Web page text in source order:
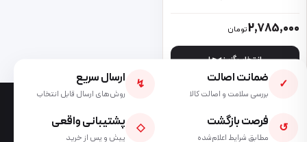
2,785,000تومان
انتخاب گزینه ها
این محصول دارای انواع مختلفی می باشد. گزینه ها ممکن است در
✓ ضمانت اصالت
بررسی سلامت و اصالت کالا
↯ ارسال سریع
روش‌های ارسال قابل انتخاب
↺ فرصت بازگشت
مطابق شرایط اعلام‌شده
◇ پشتیبانی واقعی
پیش و پس از خرید